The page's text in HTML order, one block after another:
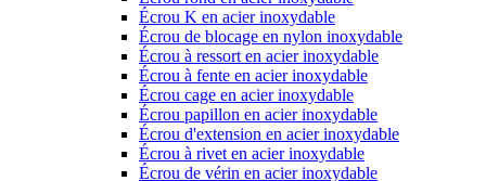
Écrou K en acier inoxydable
Écrou de blocage en nylon inoxydable
Écrou à ressort en acier inoxydable
Écrou à fente en acier inoxydable
Écrou cage en acier inoxydable
Écrou papillon en acier inoxydable
Écrou d'extension en acier inoxydable
Écrou à rivet en acier inoxydable
Écrou de vérin en acier inoxydable